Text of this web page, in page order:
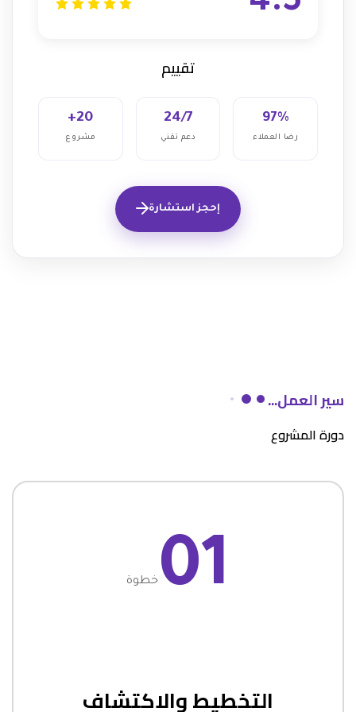
تقييم
97%
رضا العملاء
24/7
دعم تقني
20+
مشروع
إحجز استشارة
سير العمل...
دورة المشروع
01 خطوة
التخطيط والاكتشاف